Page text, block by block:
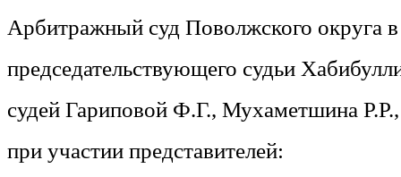
Арбитражный суд Поволжского округа в
председательствующего судьи
судей Гариповой Ф.Г., Мухаметшина Р.Р.,
при участии представителей: